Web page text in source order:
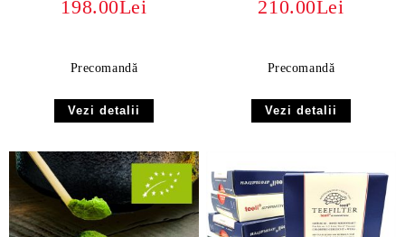
Japoneză SUPERIOR
198.00Lei
Precomandă
Vezi detalii
Calitate Superioară
210.00Lei
Precomandă
Vezi detalii